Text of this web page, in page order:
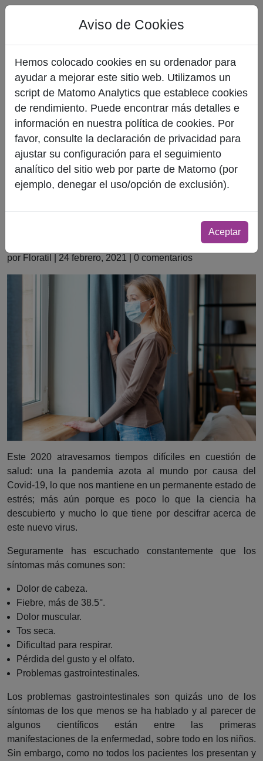
Microbiota Intestinal y Covid-
19 ¿Existe una relación?
por Floratil | 24 febrero, 2021 | 0 comentarios
Este 2020 atravesamos tiempos difíciles en cuestión de
salud: una la pandemia azota al mundo por causa del
Covid-19, lo que nos mantiene en un permanente estado de
estrés; más aún porque es poco lo que la ciencia ha
descubierto y mucho lo que tiene por descifrar acerca de
este nuevo virus.
Seguramente has escuchado constantemente que los
síntomas más comunes son:
Dolor de cabeza.
Fiebre, más de 38.5°.
Dolor muscular.
Tos seca.
Dificultad para respirar.
Pérdida del gusto y el olfato.
Problemas gastrointestinales.
Los problemas gastrointestinales son quizás uno de los
síntomas de los que menos se ha hablado y al parecer de
algunos científicos están entre las primeras
manifestaciones de la enfermedad, sobre todo en los niños.
Sin embargo, como no todos los pacientes los presentan y
Aviso de Cookies
Hemos colocado cookies en su ordenador para
ayudar a mejorar este sitio web. Utilizamos un
script de Matomo Analytics que establece cookies
de rendimiento. Puede encontrar más detalles e
información en nuestra política de cookies. Por
favor, consulte la declaración de privacidad para
ajustar su configuración para el seguimiento
analítico del sitio web por parte de Matomo (por
ejemplo, denegar el uso/opción de exclusión).
Aceptar